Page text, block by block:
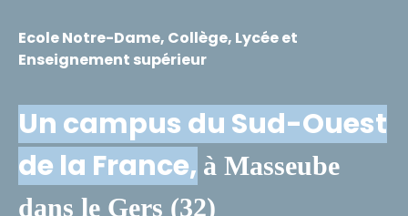
Ecole Notre-Dame, Collège, Lycée et
Enseignement supérieur
Un campus du Sud-Ouest
de la France, à Masseube
dans le Gers (32)